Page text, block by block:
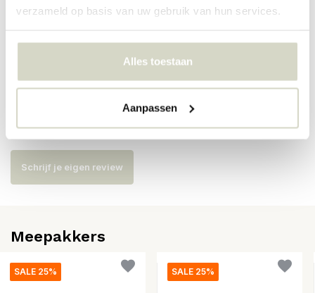
verzameld op basis van uw gebruik van hun services.
Alles toestaan
Aanpassen
SKU 661901
EAN 5712772132029
Er zijn nog geen reviews geschreven over dit product..
Schrijf je eigen review
Meepakkers
SALE 25% SALE 25%